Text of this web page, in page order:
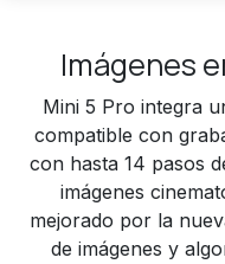
Imágenes
Mini 5 Pro integra
compatible con
con hasta 14 pasos
imágenes
mejorado por la
de imágenes y